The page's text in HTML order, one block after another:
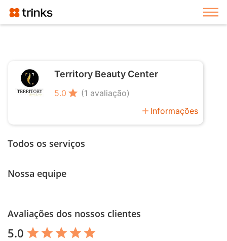
Territory Beauty Center
5.0 star (1 avaliação)
add Informações
Todos os serviços
Nossa equipe
Avaliações dos nossos clientes
5.0 star star star star star